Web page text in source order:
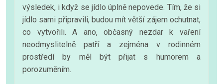
výsledek, i když se jídlo úplně nepovede. Tím, že si
jídlo sami připravili, budou mít větší zájem ochutnat,
co vytvořili. A ano, občasný nezdar k vaření
neodmyslitelně patří a zejména v rodinném
prostředí by měl být přijat s humorem a
porozuměním.